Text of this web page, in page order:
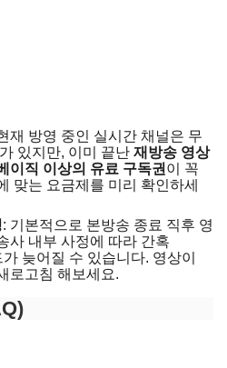
재 방영 중인 실시간 채널은 무
있지만, 이미 끝난 재방송 영상
이직 이상의 유료 구독권 이 꼭
맞는 요금제를 미리 확인하세
: 기본적으로 본방송 종료 직후 영
사 내부 사정에 따라 간혹
늦어질 수 있습니다. 영상이
로고침 해보세요.